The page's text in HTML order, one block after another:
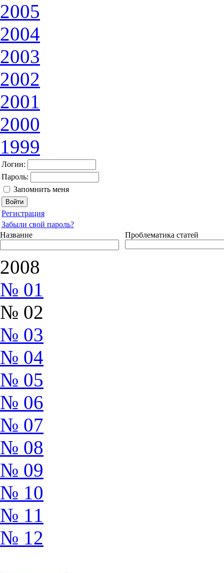
2005
2004
2003
2002
2001
2000
1999
Логин:
Пароль:
Запомнить меня
Регистрация
Забыли свой пароль?
Название
Проблематика статей
2008
№ 01
№ 02
№ 03
№ 04
№ 05
№ 06
№ 07
№ 08
№ 09
№ 10
№ 11
№ 12